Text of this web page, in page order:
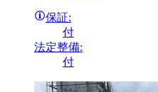
保証:
付
法定整備:
付